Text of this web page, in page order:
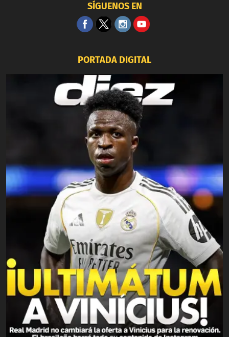
SÍGUENOS EN
PORTADA DIGITAL